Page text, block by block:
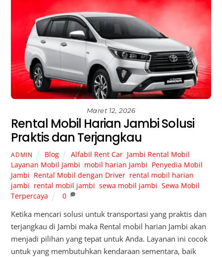
Maret 12, 2026
Rental Mobil Harian Jambi Solusi
Praktis dan Terjangkau
ADMIN Blog Alfabil Rent Car, Jambi Rental Mobil
Layanan Mobil Jambi mobil harian Jambi Penyedia Mobil
Jambi Rental Mobil dengan Driver rental mobil harian
jambi rental mobil jambi ,sewa mobil jambi ,Sewa Mobil
Terpercaya
0
Ketika mencari solusi untuk transportasi yang praktis dan
terjangkau di Jambi maka Rental mobil harian Jambi akan
menjadi pilihan yang tepat untuk Anda. Layanan ini cocok
untuk yang membutuhkan kendaraan sementara, baik